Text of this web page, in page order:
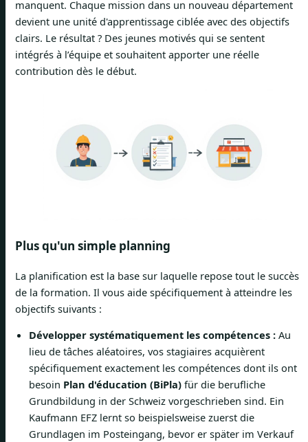
manquent. Chaque mission dans un nouveau département
devient une unité d'apprentissage ciblée avec des objectifs
clairs. Le résultat ? Des jeunes motivés qui se sentent
intégrés à l’équipe et souhaitent apporter une réelle
contribution dès le début.
Plus qu'un simple planning
La planification est la base sur laquelle repose tout le succès
de la formation. Il vous aide spécifiquement à atteindre les
objectifs suivants :
Développer systématiquement les compétences : Au
lieu de tâches aléatoires, vos stagiaires acquièrent
spécifiquement exactement les compétences dont ils ont
besoin Plan d'éducation (BiPla) für die berufliche
Grundbildung in der Schweiz vorgeschrieben sind. Ein
Kaufmann EFZ lernt so beispielsweise zuerst die
Grundlagen im Posteingang, bevor er später im Verkauf